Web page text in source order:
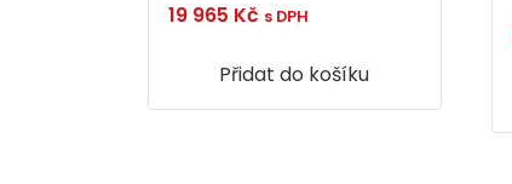
19 965 Kč s DPH
Přidat do košíku